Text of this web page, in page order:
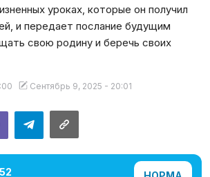
уроках, которые он получил
и передает послание будущим
свою родину и беречь своих
Сентябрь 9, 2025 - 20:01